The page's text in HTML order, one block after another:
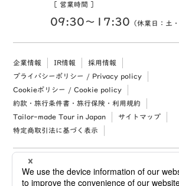
［ 営業時間 ］
09:30〜17:30 （休業日：土
企業情報 IR情報
採用情報
プライバシーポリシー / Privacy policy
Cookieポリシー / Cookie policy
約款・旅行条件書・旅行保険・利用規約
Tailor-made Tour in Japan
サイトマップ
特定商取引法に基づく表示